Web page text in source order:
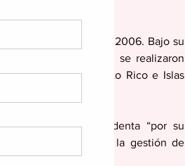
de Azize a partir de 2006. Bajo su
la Alianza. Además, se realizaron
regiones de Puerto Rico e Islas
a su expresidenta “por su
desarrollo laboral y la gestión de